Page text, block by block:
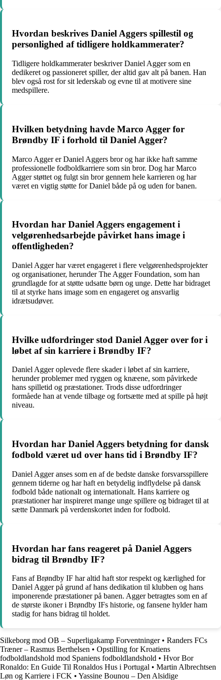
Hvordan beskrives Daniel Aggers spillestil og
personlighed af tidligere holdkammerater?
Tidligere holdkammerater beskriver Daniel Agger som en
dedikeret og passioneret spiller, der altid gav alt på banen. Han
blev også rost for sit lederskab og evne til at motivere sine
medspillere.
Hvilken betydning havde Marco Agger for
Brøndby IF i forhold til Daniel Agger?
Marco Agger er Daniel Aggers bror og har ikke haft samme
professionelle fodboldkarriere som sin bror. Dog har Marco
Agger støttet og fulgt sin bror gennem hele karrieren og har
været en vigtig støtte for Daniel både på og uden for banen.
Hvordan har Daniel Aggers engagement i
velgørenhedsarbejde påvirket hans image i
offentligheden?
Daniel Agger har været engageret i flere velgørenhedsprojekter
og organisationer, herunder The Agger Foundation, som han
grundlagde for at støtte udsatte børn og unge. Dette har bidraget
til at styrke hans image som en engageret og ansvarlig
idrætsudøver.
Hvilke udfordringer stod Daniel Agger over for i
løbet af sin karriere i Brøndby IF?
Daniel Agger oplevede flere skader i løbet af sin karriere,
herunder problemer med ryggen og knæene, som påvirkede
hans spilletid og præstationer. Trods disse udfordringer
formåede han at vende tilbage og fortsætte med at spille på højt
niveau.
Hvordan har Daniel Aggers betydning for dansk
fodbold været ud over hans tid i Brøndby IF?
Daniel Agger anses som en af de bedste danske forsvarsspillere
gennem tiderne og har haft en betydelig indflydelse på dansk
fodbold både nationalt og internationalt. Hans karriere og
præstationer har inspireret mange unge spillere og bidraget til at
sætte Danmark på verdenskortet inden for fodbold.
Hvordan har fans reageret på Daniel Aggers
bidrag til Brøndby IF?
Fans af Brøndby IF har altid haft stor respekt og kærlighed for
Daniel Agger på grund af hans dedikation til klubben og hans
imponerende præstationer på banen. Agger betragtes som en af
de største ikoner i Brøndby IFs historie, og fansene hylder ham
stadig for hans bidrag til holdet.
Silkeborg mod OB – Superligakamp Forventninger• Randers FCs
Træner – Rasmus Berthelsen • Opstilling for Kroatiens
fodboldlandshold mod Spaniens fodboldlandshold • Hvor Bor
Ronaldo: En Guide Til Ronaldos Hus i Portugal • Martin Albrechtsen
Løn og Karriere i FCK • Yassine Bounou – Den Alsidige